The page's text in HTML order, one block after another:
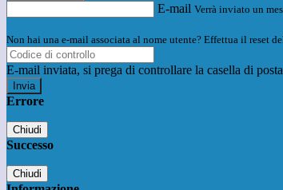
E-mail Verrà inviato un
Non hai una e-mail associata al nome utente? Effettua il reset
E-mail inviata, si prega di controllare la casella di
Errore
Chiudi
Successo
Chiudi